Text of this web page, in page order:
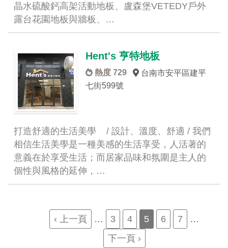
晶水硫酸鈣高架活動地板、盧森堡VETEDY戶外
露台花園地板與牆板、…
Hent's 亨特地板
熱度 729
台南市安平區建平
七街599號
打造舒適的生活美學 / 設計、溫度、舒適 / 我們
相信生活美學是一種美感的生活享受，人活著的
意義在於享受生活；而居家品味和氛圍是主人的
個性與風格的延伸，…
PaginationPrevious
‹ 上一頁 … Page
3 Page
4
Current
5 Page
6 Page
7
…
Next
下一頁 ›